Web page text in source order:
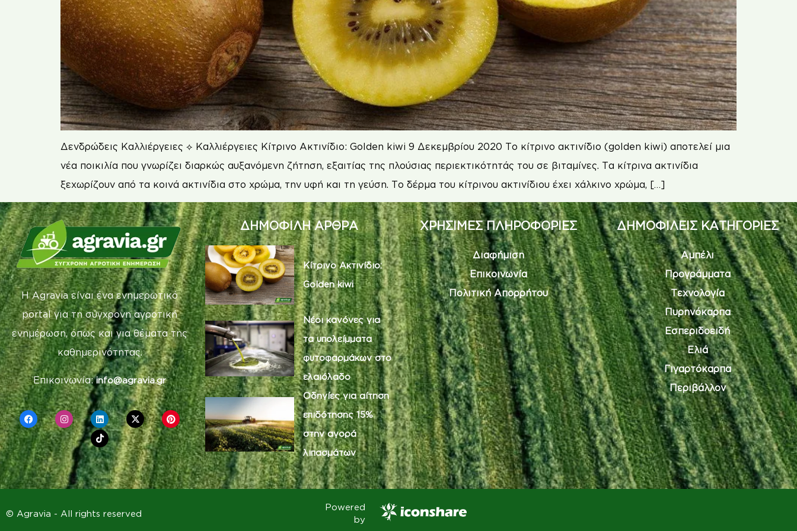
Δενδρώδεις Καλλιέργειες ⟡ Καλλιέργειες Κίτρινο Ακτινίδιο: Golden kiwi 9 Δεκεμβρίου 2020 Το κίτρινο ακτινίδιο (golden kiwi) αποτελεί μια
νέα ποικιλία που γνωρίζει διαρκώς αυξανόμενη ζήτηση, εξαιτίας της πλούσιας περιεκτικότητάς του σε βιταμίνες. Τα κίτρινα ακτινίδια
ξεχωρίζουν από τα κοινά ακτινίδια στο χρώμα, την υφή και τη γεύση. Το δέρμα του κίτρινου ακτινίδιου έχει χάλκινο χρώμα, […]
Η Agravia είναι ένα ενημερωτικό
portal για τη σύγχρονη αγροτική
ενημέρωση, όπως και για θέματα της
καθημερινότητας.
Επικοινωνία:info@agravia.gr
ΔΗΜΟΦΙΛΗ ΑΡΘΡΑ
Κίτρινο Ακτινίδιο:
Golden kiwi
Νέοι κανόνες για
τα υπολείμματα
φυτοφαρμάκων στο
ελαιόλαδο
Οδηγίες για αίτηση
επιδότησης 15%
στην αγορά
λιπασμάτων
ΧΡΗΣΙΜΕΣ ΠΛΗΡΟΦΟΡΙΕΣ
Διαφήμιση
Επικοινωνία
Πολιτική Απορρήτου
ΔΗΜΟΦΙΛΕΙΣ ΚΑΤΗΓΟΡΙΕΣ
Αμπέλι
Προγράμματα
Τεχνολογία
Πυρηνόκαρπα
Εσπεριδοειδή
Ελιά
Γιγαρτόκαρπα
Περιβάλλον
© Agravia - All rights reserved
Powered
by